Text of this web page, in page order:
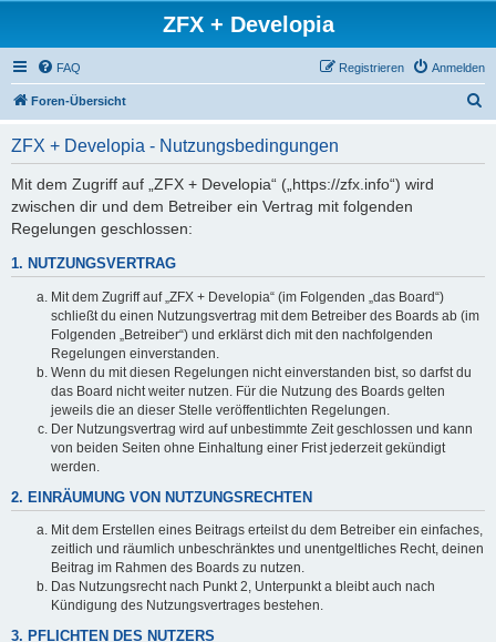
ZFX + Developia
FAQ Anmelden
Registrieren
Foren-Übersicht
ZFX + Developia - Nutzungsbedingungen
Mit dem Zugriff auf „ZFX + Developia“ („https://zfx.info“) wird
zwischen dir und dem Betreiber ein Vertrag mit folgenden
Regelungen geschlossen:
1. NUTZUNGSVERTRAG
Mit dem Zugriff auf „ZFX + Developia“ (im Folgenden „das Board“)
schließt du einen Nutzungsvertrag mit dem Betreiber des Boards ab (im
Folgenden „Betreiber“) und erklärst dich mit den nachfolgenden
Regelungen einverstanden.
Wenn du mit diesen Regelungen nicht einverstanden bist, so darfst du
das Board nicht weiter nutzen. Für die Nutzung des Boards gelten
jeweils die an dieser Stelle veröffentlichten Regelungen.
Der Nutzungsvertrag wird auf unbestimmte Zeit geschlossen und kann
von beiden Seiten ohne Einhaltung einer Frist jederzeit gekündigt
werden.
2. EINRÄUMUNG VON NUTZUNGSRECHTEN
Mit dem Erstellen eines Beitrags erteilst du dem Betreiber ein einfaches,
zeitlich und räumlich unbeschränktes und unentgeltliches Recht, deinen
Beitrag im Rahmen des Boards zu nutzen.
Das Nutzungsrecht nach Punkt 2, Unterpunkt a bleibt auch nach
Kündigung des Nutzungsvertrages bestehen.
3. PFLICHTEN DES NUTZERS